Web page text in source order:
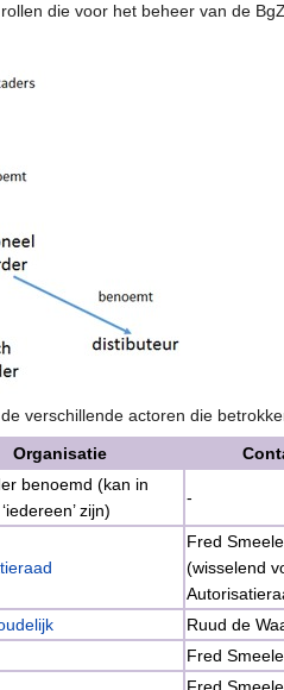
die voor het beheer van de
verschillende actoren die
Organisatie
benoemd (kan in
zijn)
-
Fred
(wisselend
Ruud de
Fred Smeele